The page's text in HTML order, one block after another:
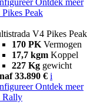
Peak
V4 Pikes Peak
170 PK Vermogen
17,7 kgm Koppel
227 Kg gewicht
33.890 € i
Ontdek meer
Rally